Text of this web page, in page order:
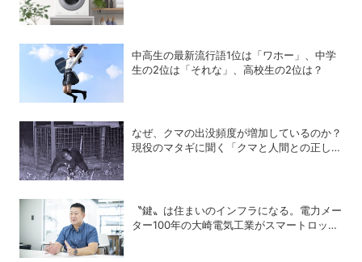
中高生の最新流行語1位は「ワホー」、中学
生の2位は「それな」、高校生の2位は？
なぜ、クマの出没頻度が増加しているのか？
現役のマタギに聞く「クマと人間との正しい
〝鍵〟は住まいのインフラになる。電力メー
ター100年の大崎電気工業がスマートロック